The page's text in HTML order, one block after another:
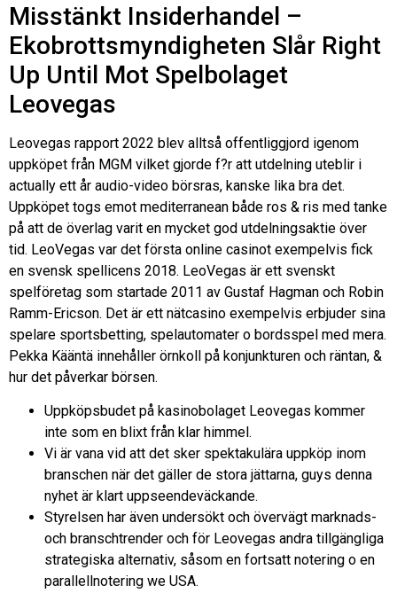
Misstänkt Insiderhandel –
Ekobrottsmyndigheten Slår Right
Up Until Mot Spelbolaget
Leovegas
Leovegas rapport 2022 blev alltså offentliggjord igenom
uppköpet från MGM vilket gjorde f?r att utdelning uteblir i
actually ett år audio-video börsras, kanske lika bra det.
Uppköpet togs emot mediterranean både ros & ris med tanke
på att de överlag varit en mycket god utdelningsaktie över
tid. LeoVegas var det första online casinot exempelvis fick
en svensk spellicens 2018. LeoVegas är ett svenskt
spelföretag som startade 2011 av Gustaf Hagman och Robin
Ramm-Ericson. Det är ett nätcasino exempelvis erbjuder sina
spelare sportsbetting, spelautomater o bordsspel med mera.
Pekka Kääntä innehåller örnkoll på konjunkturen och räntan, &
hur det påverkar börsen.
Uppköpsbudet på kasinobolaget Leovegas kommer
inte som en blixt från klar himmel.
Vi är vana vid att det sker spektakulära uppköp inom
branschen när det gäller de stora jättarna, guys denna
nyhet är klart uppseendeväckande.
Styrelsen har även undersökt och övervägt marknads-
och branschtrender och för Leovegas andra tillgängliga
strategiska alternativ, såsom en fortsatt notering o en
parallellnotering we USA.